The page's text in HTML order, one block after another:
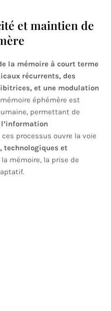
et maintien de
la mémoire à court terme
récurrents, des
et une modulation
éphémère est
permettant de
ces processus ouvre la voie
technologiques et
mémoire, la prise de